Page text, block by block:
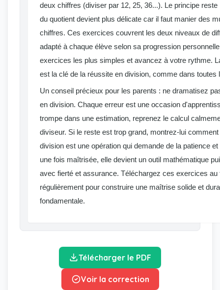
deux chiffres (diviser par 12, 25, 36...). Le principe
du quotient devient plus délicate car il faut manier des
chiffres. Ces exercices couvrent les deux niveaux de
adapté à chaque élève selon sa progression
exercices les plus simples et avancez à votre rythme.
est la clé de la réussite en division, comme dans toutes
Un conseil précieux pour les parents : ne dramatisez
en division. Chaque erreur est une occasion
trompe dans une estimation, reprenez le calcul
diviseur. Si le reste est trop grand, montrez-lui
division est une opération qui demande de la patience
une fois maîtrisée, elle devient un outil mathématique
avec fierté et assurance. Téléchargez ces exercices
régulièrement pour construire une maîtrise solide et
fondamentale.
Télécharger le PDF
Voir la correction